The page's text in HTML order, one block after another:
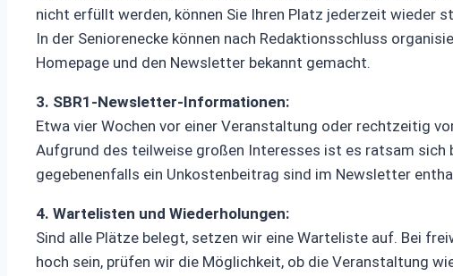
nicht erfüllt werden, können Sie Ihren Platz jederzeit wieder
In der Seniorenecke können nach Redaktionsschluss
Homepage und den Newsletter bekannt gemacht.
3. SBR1-Newsletter-Informationen:
Etwa vier Wochen vor einer Veranstaltung oder rechtzeitig
Aufgrund des teilweise großen Interesses ist es ratsam sich
gegebenenfalls ein Unkostenbeitrag sind im Newsletter
4. Wartelisten und Wiederholungen:
Sind alle Plätze belegt, setzen wir eine Warteliste auf. Bei
hoch sein, prüfen wir die Möglichkeit, ob die Veranstaltung